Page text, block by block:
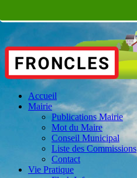
Accueil
Mairie
Publications Mairie
Mot du Maire
Conseil Municipal
Liste des Commissions
Contact
Vie Pratique